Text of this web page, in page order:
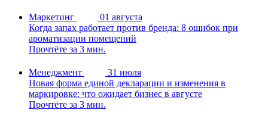
Маркетинг
01 августа
Когда запах работает против бренда: 8 ошибок при
ароматизации помещений
Прочтёте за 3 мин.
Менеджмент
31 июля
Новая форма единой декларации и изменения в
маркировке: что ожидает бизнес в августе
Прочтёте за 3 мин.